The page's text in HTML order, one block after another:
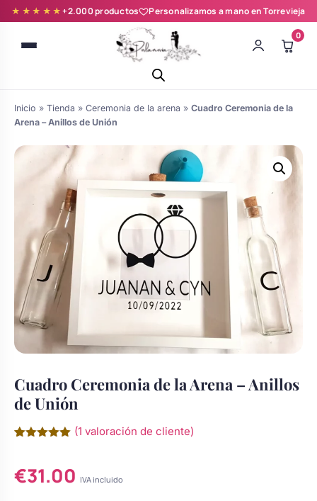
★★★★★+2.000 productos Personalizamos a mano en Torrevieja
0
novia y zapatillas
personalizadas
de boda
personalizados
de flores
Árboles de Huellas para Primera
Comunión
Batas de comunión personalizadas
para niña
Chocolatinas Personalizadas para
Comuniones
Coronas y tocados de comunión
para niña
Cruces de madera para primera
Cuadros personalizados
Copas personalizadas
Grabados Láser en Madera
Inicio » Tienda » Ceremonia de la arena » Cuadro Ceremonia de la
Arena – Anillos de Unión
Cuadro Ceremonia de la Arena – Anillos
de Unión
de 5 en
base a
(1 valoración de cliente)
€31.00 IVA incluido